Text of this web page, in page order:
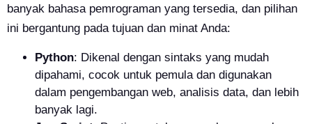
banyak bahasa pemrograman yang tersedia, dan pilihan
ini bergantung pada tujuan dan minat Anda:
Python: Dikenal dengan sintaks yang mudah
dipahami, cocok untuk pemula dan digunakan
dalam pengembangan web, analisis data, dan lebih
banyak lagi.